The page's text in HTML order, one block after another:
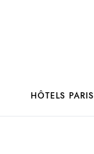
HÔTELS PARIS